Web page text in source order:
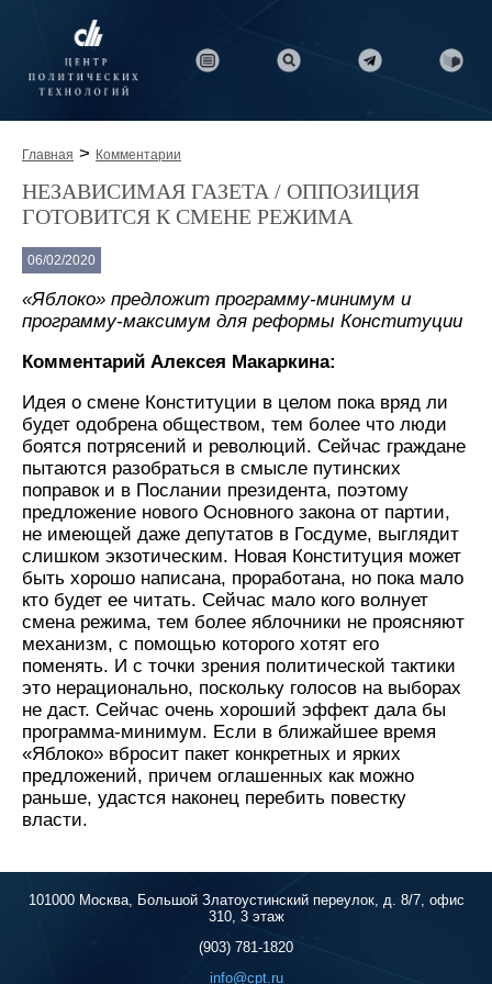
Главная > Комментарии
НЕЗАВИСИМАЯ ГАЗЕТА / ОППОЗИЦИЯ
ГОТОВИТСЯ К СМЕНЕ РЕЖИМА
06/02/2020
«Яблоко» предложит программу-минимум и
программу-максимум для реформы Конституции
Комментарий Алексея Макаркина:
Идея о смене Конституции в целом пока вряд ли
будет одобрена обществом, тем более что люди
боятся потрясений и революций. Сейчас граждане
пытаются разобраться в смысле путинских
поправок и в Послании президента, поэтому
предложение нового Основного закона от партии,
не имеющей даже депутатов в Госдуме, выглядит
слишком экзотическим. Новая Конституция может
быть хорошо написана, проработана, но пока мало
кто будет ее читать. Сейчас мало кого волнует
смена режима, тем более яблочники не проясняют
механизм, с помощью которого хотят его
поменять. И с точки зрения политической тактики
это нерационально, поскольку голосов на выборах
не даст. Сейчас очень хороший эффект дала бы
программа-минимум. Если в ближайшее время
«Яблоко» вбросит пакет конкретных и ярких
предложений, причем оглашенных как можно
раньше, удастся наконец перебить повестку
власти.
101000 Москва, Большой Златоустинский переулок, д. 8/7, офис
310, 3 этаж
(903) 781-1820
info@cpt.ru